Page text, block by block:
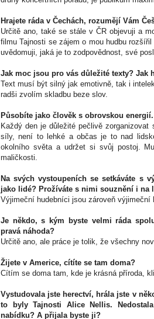
Hrajete ráda v Čechách, rozumějí Vám
Určitě ano, také se stále v ČR objevuji a
filmu Tajnosti se zájem o mou hudbu
uvědomuji, jaká je to zodpovědnost, své
Jak moc jsou pro vás důležité texty? Jak
Text musí být silný jak emotivně, tak i
radši zvolím skladbu beze slov.
Působíte jako člověk s obrovskou
Každý den je důležité pečlivě
síly, není to lehké a občas je to nad
okolního světa a udržet si svůj postoj.
maličkosti.
Na svých vystoupeních se setkáváte s
jako lidé? Prožíváte s nimi souznění i na
Výjimeční hudebníci jsou zároveň výjimeční
Je někdo, s kým byste velmi ráda
pravá náhoda?
Určitě ano, ale práce je tolik, že všechny
Žijete v Americe, cítíte se tam doma?
Cítím se doma tam, kde je krásná příroda,
Vystudovala jste herectví, hrála jste v
to byly Tajnosti Alice Nellis.
nabídku? A přijala byste ji?